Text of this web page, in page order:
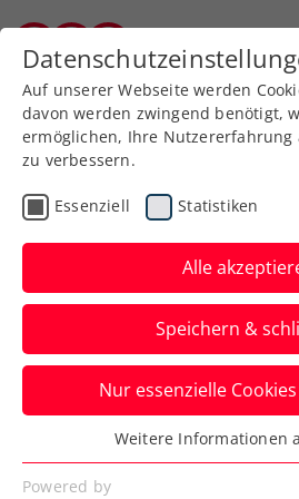
Zurück zur Newsübersicht
Rollstuhltennis
Senioren
ITF Santa
Pula:
Grabher-
Auf unserer Webseite werden
davon werden zwingend benötigt,
ermöglichen, Ihre Nutzererfahrung
zu verbessern.
Essenziell Statistiken
Alle
Speichern &
Nur essenzielle
Essenziell
Essenzielle Cookies werden für
Weitere Informationen
Powered by